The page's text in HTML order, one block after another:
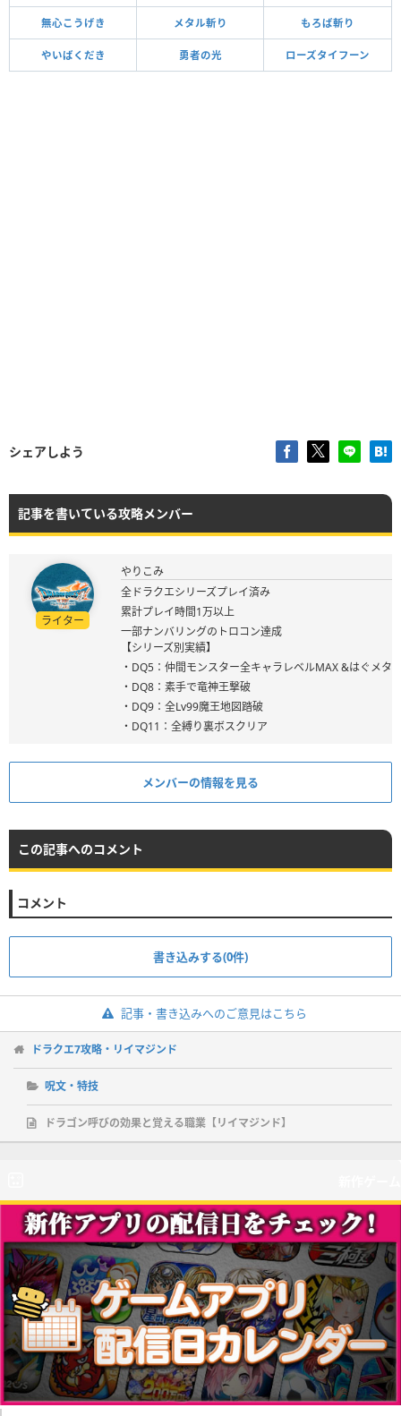
無心こうげき メタル斬り もろば斬り
やいばくだき 勇者の光 ローズタイフーン
シェアしよう
記事を書いている攻略メンバー
ライター
やりこみ
全ドラクエシリーズプレイ済み
累計プレイ時間1万以上
一部ナンバリングのトロコン達成
【シリーズ別実績】
・DQ5：仲間モンスター全キャラレベルMAX &はぐメタ
・DQ8：素手で竜神王撃破
・DQ9：全Lv99魔王地図踏破
・DQ11：全縛り裏ボスクリア
メンバーの情報を見る
この記事へのコメント
コメント
書き込みする(0件)
記事・書き込みへのご意見はこちら
ドラクエ7攻略・リイマジンド
呪文・特技
ドラゴン呼びの効果と覚える職業【リイマジンド】